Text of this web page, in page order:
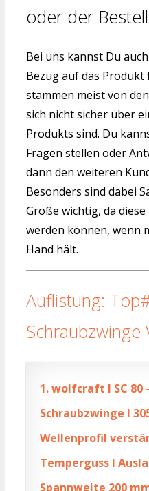
oder der
Bei uns kannst Du
Bezug auf das Produkt
stammen meist von
sich nicht sicher über
Produkts sind. Du
Fragen stellen oder
dann den weiteren
Besonders sind dabei
Größe wichtig, da
werden können, wenn
Hand hält.
Auflistung:
Schraubzwinge
1.wolfcraft I SC 80
Schraubzwinge I
Wellenprofil
Temperguss I
Spannweite 200